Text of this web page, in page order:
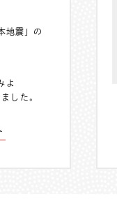
地震」の
よ
した。